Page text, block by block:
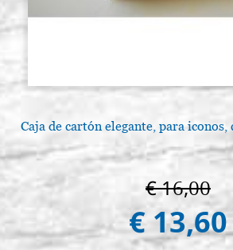
Caja de cartón elegante, para
€ 16,00
€ 13,60